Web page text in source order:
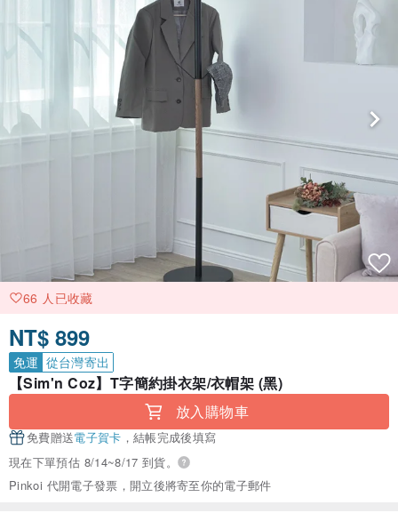
66 人已收藏
NT$ 899
免運 從台灣寄出
【Sim'n Coz】T字簡約掛衣架/衣帽架 (黑)
放入購物車
免費贈送電子賀卡 ，結帳完成後填寫
現在下單預估 8/14~8/17 到貨。
Pinkoi 代開電子發票，開立後將寄至你的電子郵件